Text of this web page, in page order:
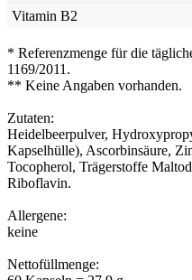
Vitamin B2
* Referenzmenge für die
1169/2011.
** Keine Angaben vorhanden.
Zutaten:
Heidelbeerpulver,
Kapselhülle), Ascorbinsäure,
Tocopherol, Trägerstoffe
Riboflavin.
Allergene:
keine
Nettofüllmenge: